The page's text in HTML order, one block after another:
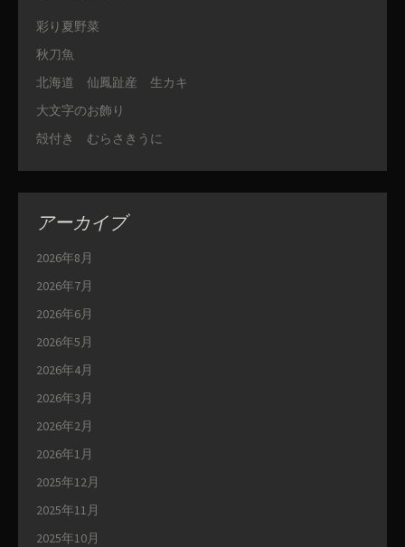
彩り夏野菜
秋刀魚
北海道 仙鳳趾産 生カキ
大文字のお飾り
殻付き むらさきうに
アーカイブ
2026年8月
2026年7月
2026年6月
2026年5月
2026年4月
2026年3月
2026年2月
2026年1月
2025年12月
2025年11月
2025年10月